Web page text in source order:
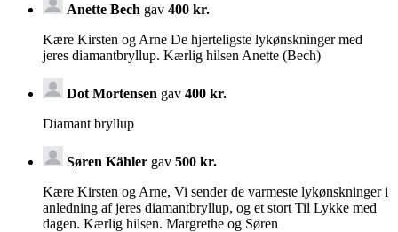
Anette Bech gav 400 kr.
Kære Kirsten og Arne De hjerteligste lykønskninger med
jeres diamantbryllup. Kærlig hilsen Anette (Bech)
Dot Mortensen gav 400 kr.
Diamant bryllup
Søren Kähler gav 500 kr.
Kære Kirsten og Arne, Vi sender de varmeste lykønskninger i
anledning af jeres diamantbryllup, og et stort Til Lykke med
dagen. Kærlig hilsen. Margrethe og Søren